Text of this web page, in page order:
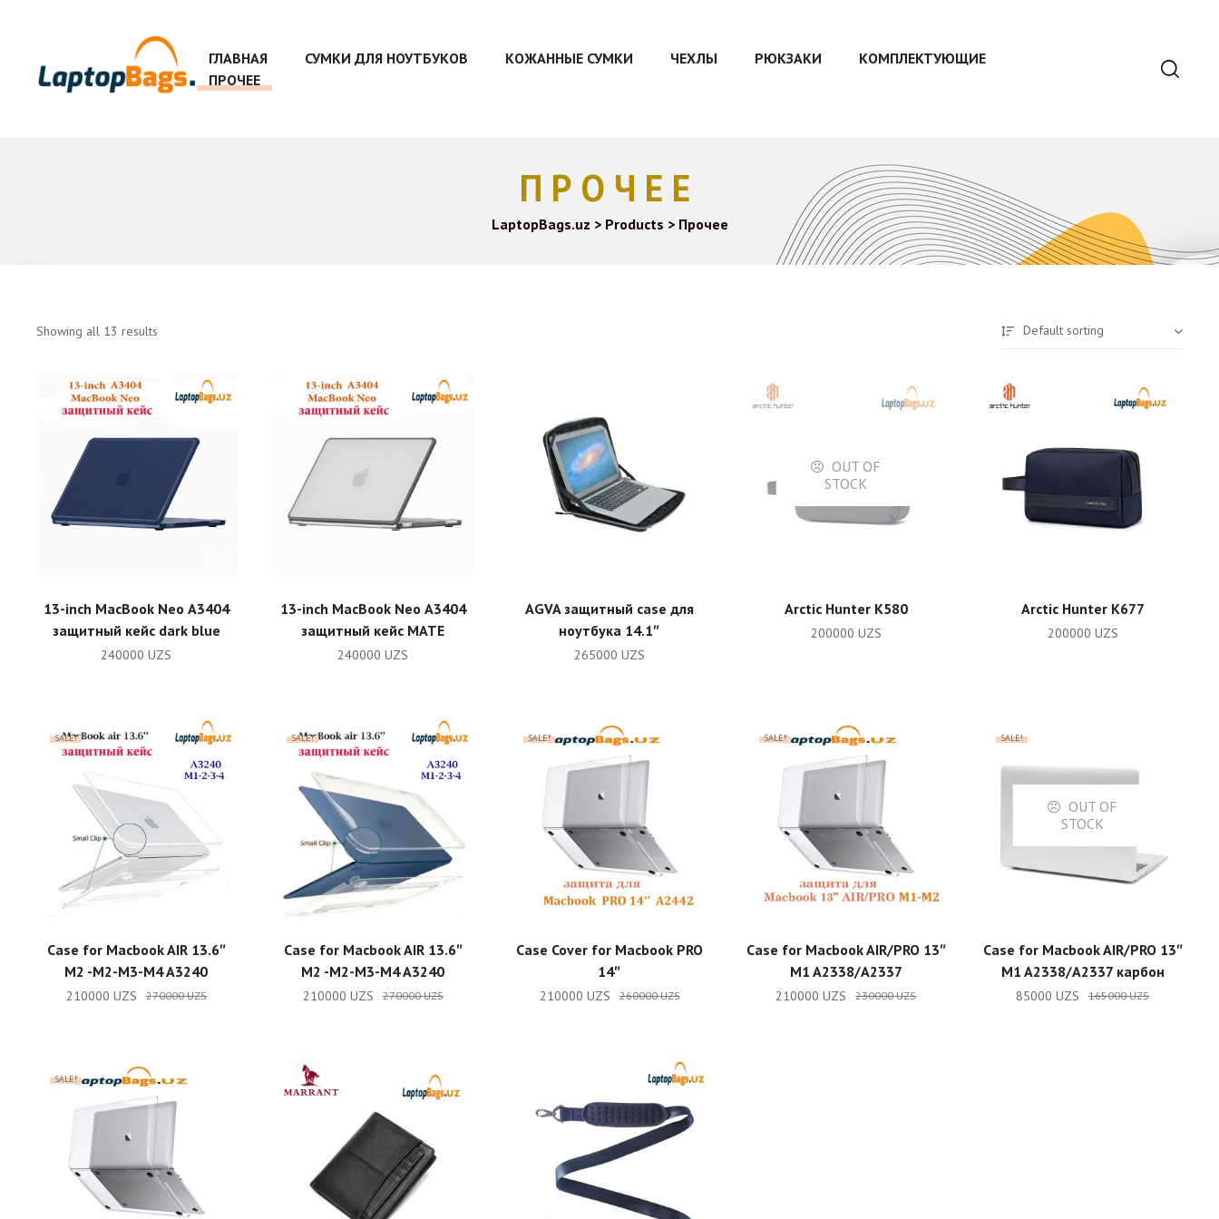
ГЛАВНАЯ СУМКИ ДЛЯ НОУТБУКОВ КОЖАННЫЕ СУМКИ ЧЕХЛЫ РЮКЗАКИ
КОМПЛЕКТУЮЩИЕ
ПРОЧЕЕ
LaptopBags.uz > Products > Прочее
ПРОЧЕЕ
Showing all 13 results Default sorting
ADD TO CART
13-inch MacBook Neo А3404
защитный кейс dark blue
240000UZS
ADD TO CART
13-inch MacBook Neo А3404
защитный кейс MATE
240000UZS
ADD TO CART
AGVA защитный case для
ноутбука 14.1″
265000 UZS
OUT OF
STOCK
READ MORE
Arctic Hunter K580
200000 UZS
ADD TO CART
Arctic Hunter K677
200000 UZS
SALE!
ADD TO CART
Case for Macbook AIR 13.6″
M2 -M2-M3-M4 A3240
270000UZS
210000 UZS
SALE!
ADD TO CART
Case for Macbook AIR 13.6″
M2 -M2-M3-M4 A3240
270000UZS
210000 UZS
SALE!
ADD TO CART
Case Cover for Macbook PRO
14″
260000UZS
210000 UZS
SALE!
ADD TO CART
Case for Macbook AIR/PRO 13″
M1 A2338/A2337
230000UZS
210000UZS
OUT OF
STOCK
SALE!
READ MORE
Case for Macbook AIR/PRO 13″
M1 A2338/A2337 карбон
165000UZS
85000UZS
SALE!